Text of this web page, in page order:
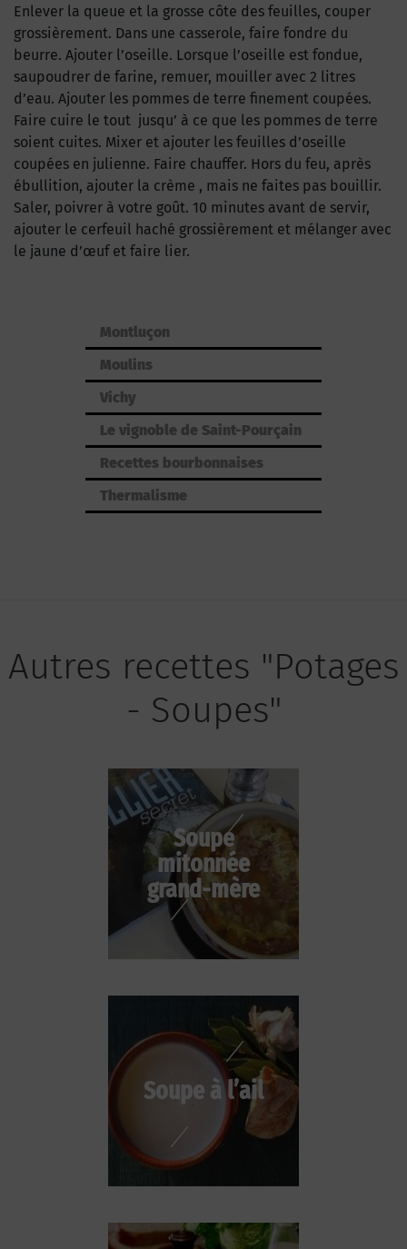
Enlever la queue et la grosse côte des feuilles, couper
grossièrement. Dans une casserole, faire fondre du
beurre. Ajouter l’oseille. Lorsque l’oseille est fondue,
saupoudrer de farine, remuer, mouiller avec 2 litres
d’eau. Ajouter les pommes de terre finement coupées.
Faire cuire le tout jusqu’ à ce que les pommes de terre
soient cuites. Mixer et ajouter les feuilles d’oseille
coupées en julienne. Faire chauffer. Hors du feu, après
ébullition, ajouter la crème , mais ne faites pas bouillir.
Saler, poivrer à votre goût. 10 minutes avant de servir,
ajouter le cerfeuil haché grossièrement et mélanger avec
le jaune d’œuf et faire lier.
Montluçon
Moulins
Vichy
Le vignoble de Saint-Pourçain
Recettes bourbonnaises
Thermalisme
Autres recettes "Potages
- Soupes"
Soupe
mitonnée
grand-mère
Soupe à l’ail